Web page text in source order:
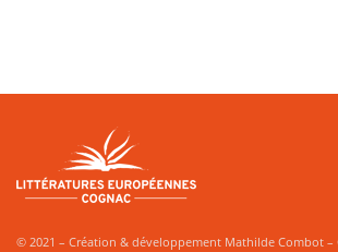
© 2021 – Création & développement Mathilde Combot –